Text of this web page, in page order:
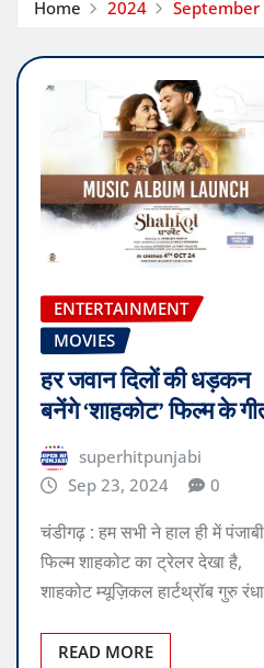
Home 2024 September
ENTERTAINMENT
MOVIES
हर जवान दिलों की धड़कन
बनेंगे ‘शाहकोट’ फिल्म के
superhitpunjabi
Sep 23, 2024
0
चंडीगढ़ : हम सभी ने हाल ही में पंजाबी
फिल्म शाहकोट का ट्रेलर देखा है,
शाहकोट म्यूज़िकल हार्टथ्रॉब गुरु
READ MORE